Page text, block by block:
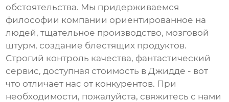
обстоятельства. Мы придерживаемся
философии компании ориентированное на
людей, тщательное производство, мозговой
штурм, создание блестящих продуктов.
Строгий контроль качества, фантастический
сервис, доступная стоимость в Джидде - вот
что отличает нас от конкурентов. При
необходимости, пожалуйста, свяжитесь с нами